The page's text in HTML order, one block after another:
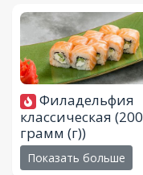
Филадельфия
классическая (200
грамм (г))
Показать больше